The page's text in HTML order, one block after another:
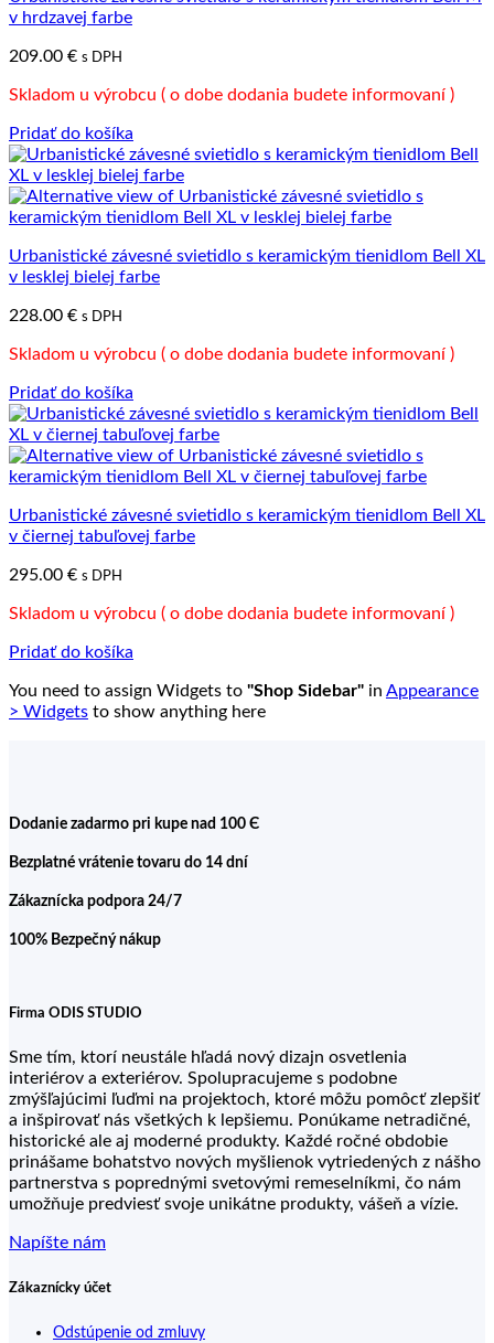
v hrdzavej farbe
209.00 € s DPH
Skladom u výrobcu ( o dobe dodania budete informovaní )
Pridať do košíka
Urbanistické závesné svietidlo s keramickým tienidlom Bell XL
v lesklej bielej farbe
228.00 € s DPH
Skladom u výrobcu ( o dobe dodania budete informovaní )
Pridať do košíka
Urbanistické závesné svietidlo s keramickým tienidlom Bell XL
v čiernej tabuľovej farbe
295.00 € s DPH
Skladom u výrobcu ( o dobe dodania budete informovaní )
Pridať do košíka
You need to assign Widgets to "Shop Sidebar" in Appearance
> Widgets to show anything here
Dodanie zadarmo pri kupe nad 100 Є
Bezplatné vrátenie tovaru do 14 dní
Zákaznícka podpora 24/7
100% Bezpečný nákup
Firma ODIS STUDIO
Sme tím, ktorí neustále hľadá nový dizajn osvetlenia
interiérov a exteriérov. Spolupracujeme s podobne
zmýšľajúcimi ľuďmi na projektoch, ktoré môžu pomôcť zlepšiť
a inšpirovať nás všetkých k lepšiemu. Ponúkame netradičné,
historické ale aj moderné produkty. Každé ročné obdobie
prinášame bohatstvo nových myšlienok vytriedených z nášho
partnerstva s poprednými svetovými remeselníkmi, čo nám
umožňuje predviesť svoje unikátne produkty, vášeň a vízie.
Napíšte nám
Zákaznícky účet
Odstúpenie od zmluvy